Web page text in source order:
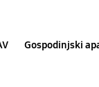
Gospodinjski